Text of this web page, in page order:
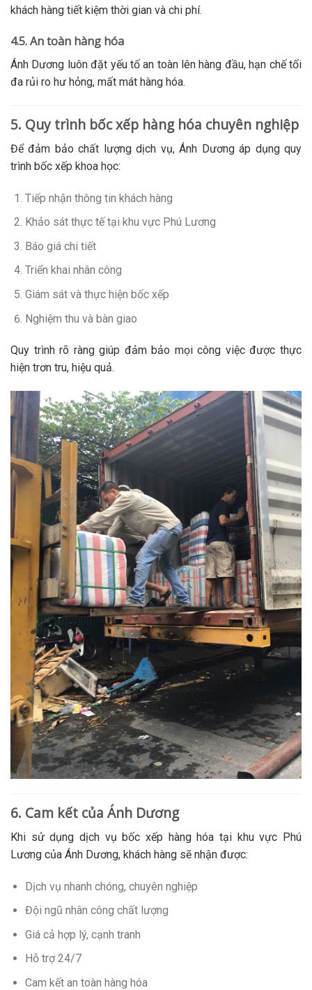
khách hàng tiết kiệm thời gian và chi phí.
4.5. An toàn hàng hóa
Ánh Dương luôn đặt yếu tố an toàn lên hàng đầu, hạn chế tối
đa rủi ro hư hỏng, mất mát hàng hóa.
5. Quy trình bốc xếp hàng hóa chuyên nghiệp
Để đảm bảo chất lượng dịch vụ, Ánh Dương áp dụng quy
trình bốc xếp khoa học:
Tiếp nhận thông tin khách hàng
Khảo sát thực tế tại khu vực Phú Lương
Báo giá chi tiết
Triển khai nhân công
Giám sát và thực hiện bốc xếp
Nghiệm thu và bàn giao
Quy trình rõ ràng giúp đảm bảo mọi công việc được thực
hiện trơn tru, hiệu quả.
6. Cam kết của Ánh Dương
Khi sử dụng dịch vụ bốc xếp hàng hóa tại khu vực Phú
Lương của Ánh Dương, khách hàng sẽ nhận được:
Dịch vụ nhanh chóng, chuyên nghiệp
Đội ngũ nhân công chất lượng
Giá cả hợp lý, cạnh tranh
Hỗ trợ 24/7
Cam kết an toàn hàng hóa